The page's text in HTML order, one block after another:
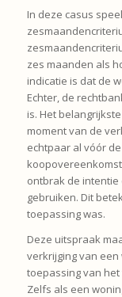
In deze casus
zes maanden als
indicatie is dat de
Echter, de
is. Het
moment van de
echtpaar al vóór
ontbrak de
gebruiken. Dit
toepassing was.
Deze uitspraak
verkrijging van
toepassing van
Zelfs als een